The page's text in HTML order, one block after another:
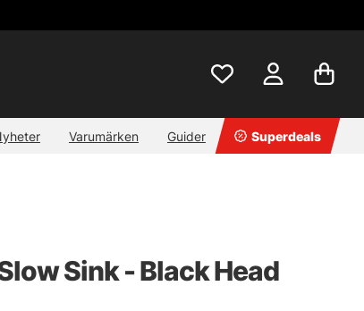
Varumärken Guider Superdeals
Sink - Black Head